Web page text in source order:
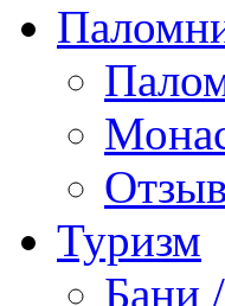
Туризм
Бани